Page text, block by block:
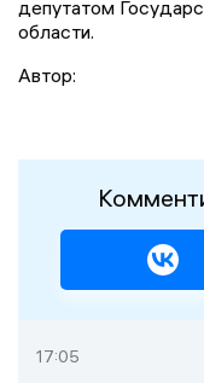
депутатом
области.
Автор:
17:05